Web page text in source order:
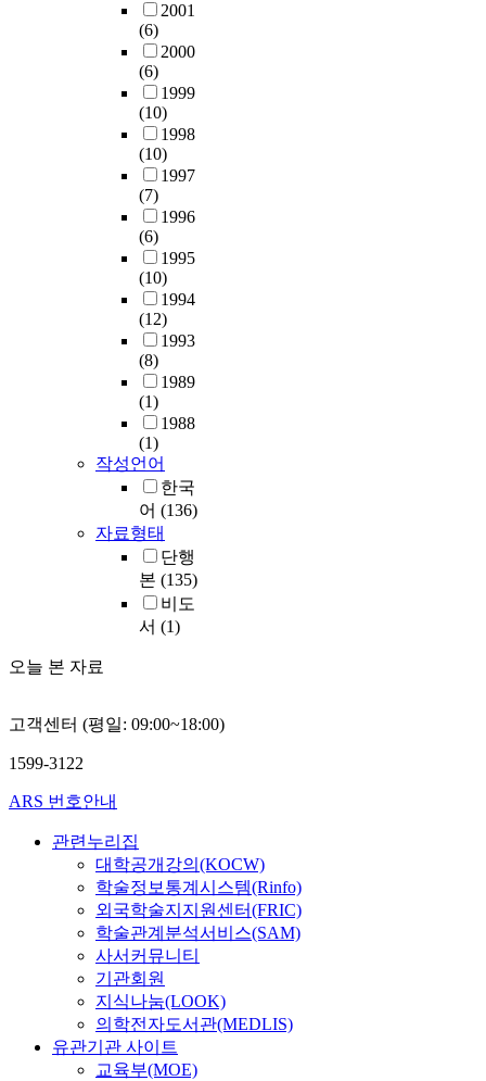
2001
(6)
2000
(6)
1999
(10)
1998
(10)
1997
(7)
1996
(6)
1995
(10)
1994
(12)
1993
(8)
1989
(1)
1988
(1)
작성언어
한국
어 (136)
자료형태
단행
본 (135)
비도
서 (1)
오늘 본 자료
고객센터 (평일: 09:00~18:00)
1599-3122
ARS 번호안내
관련누리집
대학공개강의(KOCW)
학술정보통계시스템(Rinfo)
외국학술지지원센터(FRIC)
학술관계분석서비스(SAM)
사서커뮤니티
기관회원
지식나눔(LOOK)
의학전자도서관(MEDLIS)
유관기관 사이트
교육부(MOE)